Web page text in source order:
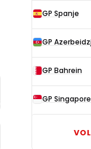
GP Spanje
GP
GP Bahrein
GP Singapore